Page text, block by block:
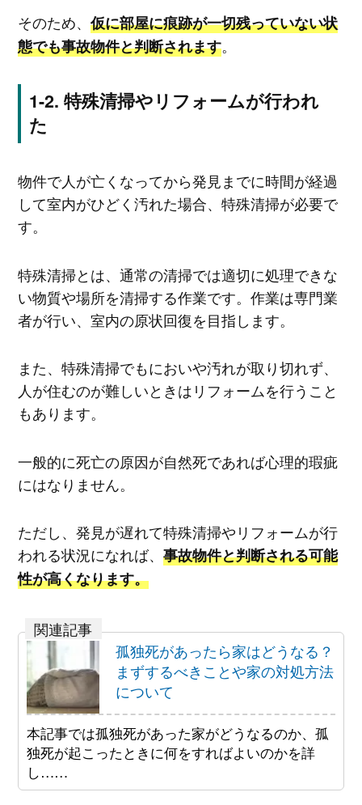
そのため、仮に部屋に痕跡が一切残っていない状
態でも事故物件と判断されます。
特殊清掃やリフォームが行われ
た
物件で人が亡くなってから発見までに時間が経過
して室内がひどく汚れた場合、特殊清掃が必要で
す。
特殊清掃とは、通常の清掃では適切に処理できな
い物質や場所を清掃する作業です。作業は専門業
者が行い、室内の原状回復を目指します。
また、特殊清掃でもにおいや汚れが取り切れず、
人が住むのが難しいときはリフォームを行うこと
もあります。
一般的に死亡の原因が自然死であれば心理的瑕疵
にはなりません。
ただし、発見が遅れて特殊清掃やリフォームが行
われる状況になれば、 事故物件と判断される可能
性が高くなります。
孤独死があったら家はどうなる？
まずするべきことや家の対処方法
について
本記事では孤独死があった家がどうなるのか、孤
独死が起こったときに何をすればよいのかを詳
し……